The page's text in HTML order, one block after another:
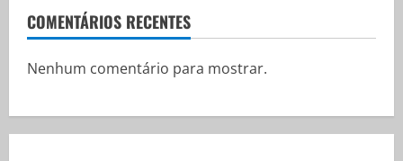
COMENTÁRIOS RECENTES
Nenhum comentário para mostrar.